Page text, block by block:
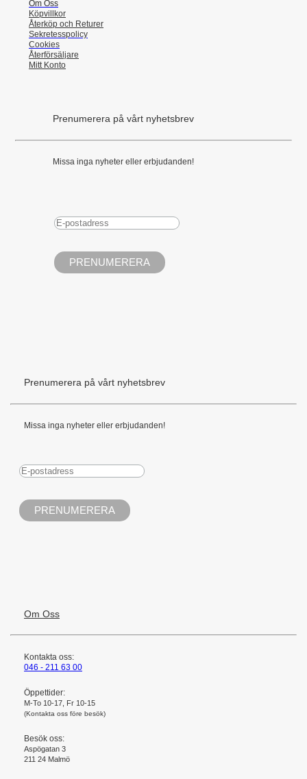
Om Oss
Köpvillkor
Återköp och Returer
Sekretesspolicy
Cookies
Återförsäljare
Mitt Konto
Prenumerera på vårt nyhetsbrev
Missa inga nyheter eller erbjudanden!
Prenumerera på vårt nyhetsbrev
Missa inga nyheter eller erbjudanden!
Om Oss
Kontakta oss:
046 - 211 63 00
Öppettider:
M-To 10-17, Fr 10-15
(Kontakta oss före besök)
Besök oss:
Aspögatan 3
211 24 Malmö